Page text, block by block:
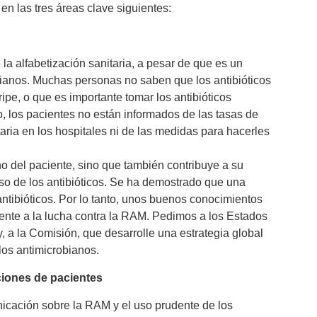
las tres áreas clave siguientes:
alfabetización sanitaria, a pesar de que es un
Muchas personas no saben que los antibióticos
o que es importante tomar los antibióticos
los pacientes no están informados de las tasas de
en los hospitales ni de las medidas para hacerles
del paciente, sino que también contribuye a su
de los antibióticos. Se ha demostrado que una
Por lo tanto, unos buenos conocimientos
a la lucha contra la RAM. Pedimos a los Estados
la Comisión, que desarrolle una estrategia global
antimicrobianos.
de pacientes
sobre la RAM y el uso prudente de los